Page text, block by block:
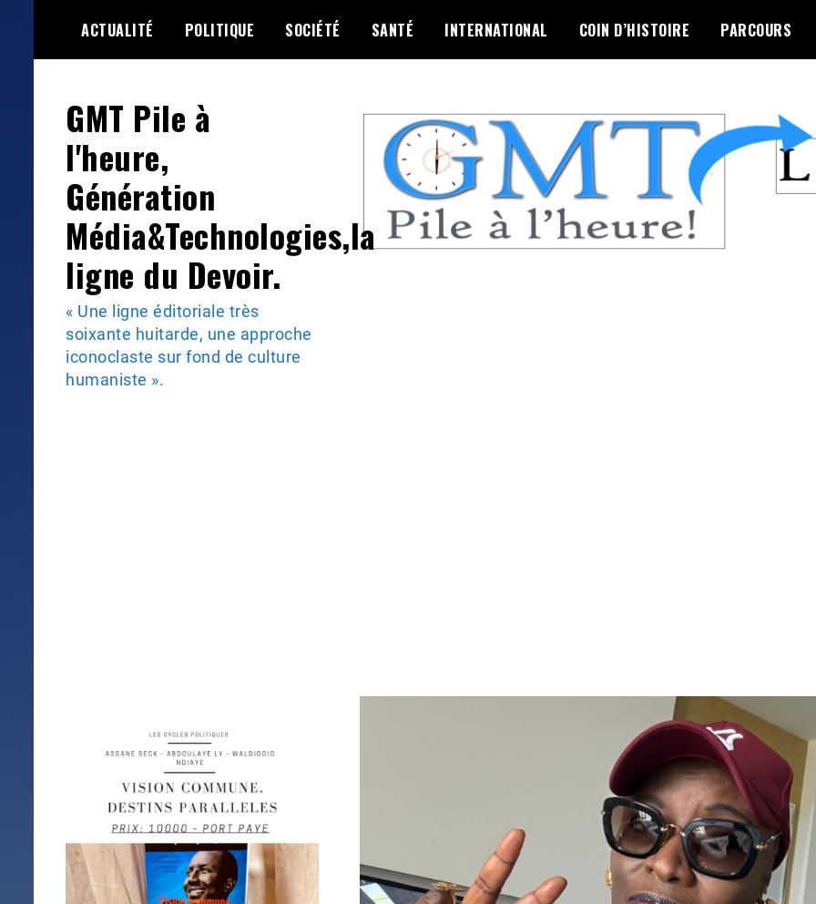
content
ACTUALITÉ POLITIQUE SOCIÉTÉ SANTÉ INTERNATIONAL COIN D’HISTOIRE PARCOURS
GMT Pile à
l'heure,
Génération
Média&Technologies,la
ligne du Devoir.
« Une ligne éditoriale très
soixante huitarde, une approche
iconoclaste sur fond de culture
humaniste ».